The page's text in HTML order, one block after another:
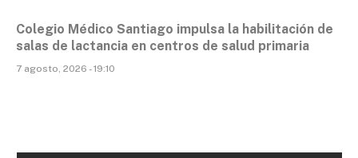
Colegio Médico Santiago impulsa la habilitación de
salas de lactancia en centros de salud primaria
7 agosto, 2026 - 19:10